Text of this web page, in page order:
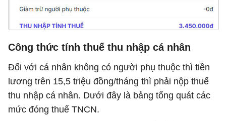
Công thức tính thuế thu nhập cá nhân
Đối với cá nhân không có người phụ thuộc thì tiền
lương trên 15,5 triệu đồng/tháng thì phải nộp thuế
thu nhập cá nhân. Dưới đây là bảng tổng quát các
mức đóng thuế TNCN.